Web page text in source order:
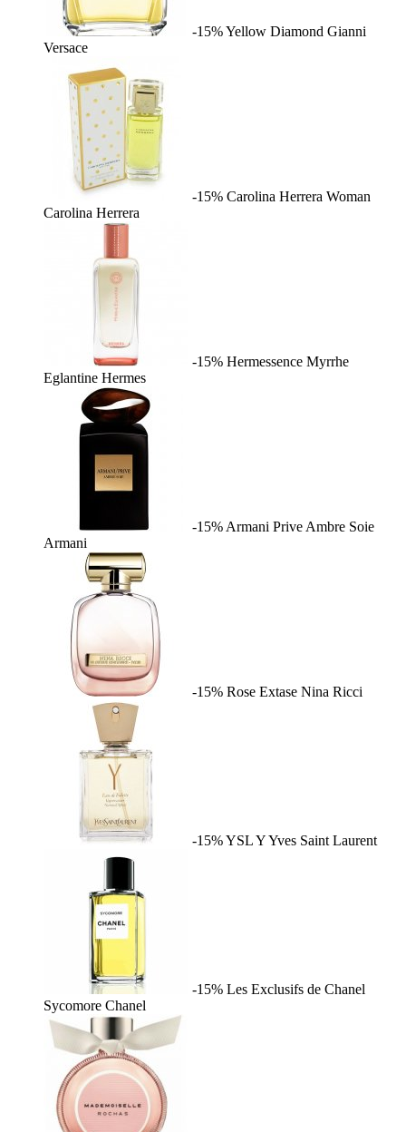
-15%Yellow Diamond Gianni
Versace
-15% Carolina Herrera Woman
Carolina Herrera
-15% Hermessence Myrrhe
Eglantine Hermes
-15% Armani Prive Ambre Soie
Armani
-15% Rose Extase Nina Ricci
-15%YSL YYves Saint Laurent
-15% Les Exclusifs de Chanel
Sycomore Chanel